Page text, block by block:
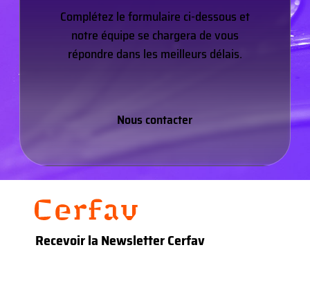
Complétez le formulaire ci-dessous et
notre équipe se chargera de vous
répondre dans les meilleurs délais.
Nous contacter
Recevoir la Newsletter Cerfav